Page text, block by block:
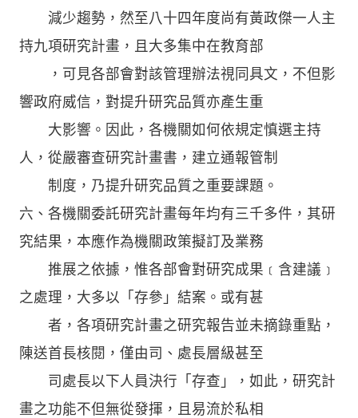
減少趨勢，然至八十四年度尚有黃政傑一人主
持九項研究計畫，且大多集中在教育部
，可見各部會對該管理辦法視同具文，不但影
響政府威信，對提升研究品質亦產生重
大影響。因此，各機關如何依規定慎選主持
人，從嚴審查研究計畫書，建立通報管制
制度，乃提升研究品質之重要課題。
六、各機關委託研究計畫每年均有三千多件，其研
究結果，本應作為機關政策擬訂及業務
推展之依據，惟各部會對研究成果﹝含建議﹞
之處理，大多以「存參」結案。或有甚
者，各項研究計畫之研究報告並未摘錄重點，
陳送首長核閱，僅由司、處長層級甚至
司處長以下人員決行「存查」，如此，研究計
畫之功能不但無從發揮，且易流於私相